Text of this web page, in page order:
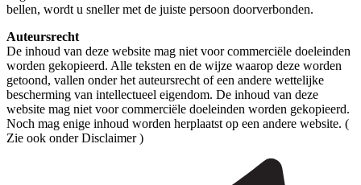
bellen, wordt u sneller met de juiste persoon doorverbonden.
Auteursrecht
De inhoud van deze website mag niet voor commerciële doeleinden
worden gekopieerd. Alle teksten en de wijze waarop deze worden
getoond, vallen onder het auteursrecht of een andere wettelijke
bescherming van intellectueel eigendom. De inhoud van deze
website mag niet voor commerciële doeleinden worden gekopieerd.
Noch mag enige inhoud worden herplaatst op een andere website. (
Zie ook onder Disclaimer )